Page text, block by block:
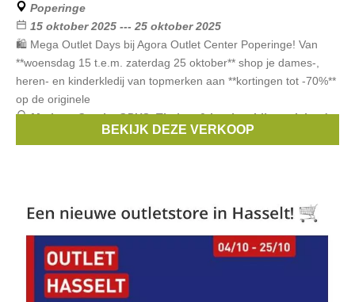
Poperinge
15 oktober 2025 --- 25 oktober 2025
🛍️ Mega Outlet Days bij Agora Outlet Center Poperinge! Van
**woensdag 15 t.e.m. zaterdag 25 oktober** shop je dames-,
heren- en kinderkledij van topmerken aan **kortingen tot -70%**
op de originele
Merken:Garcia,OPUS,Thelma & Louise,Liberty Island,
, ...BEKIJK DEZE VERKOOP